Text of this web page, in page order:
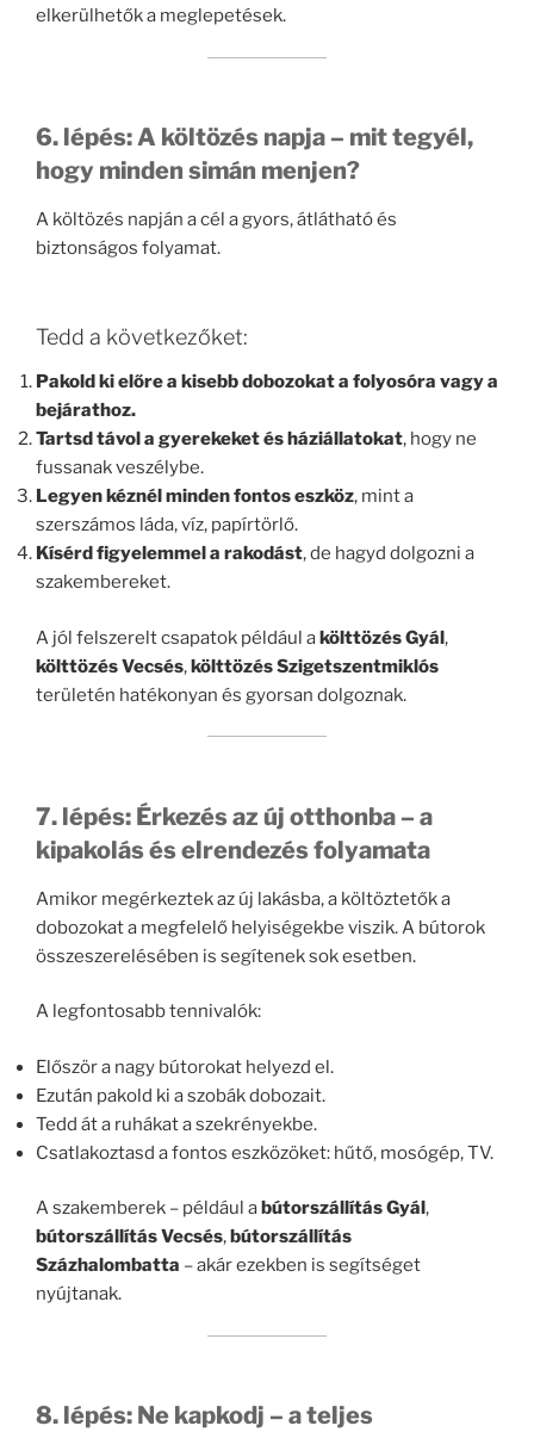
elkerülhetők a meglepetések.
6. lépés: A költözés napja – mit tegyél,
hogy minden simán menjen?
A költözés napján a cél a gyors, átlátható és
biztonságos folyamat.
Tedd a következőket:
Pakold ki előre a kisebb dobozokat a folyosóra vagy a
bejárathoz.
Tartsd távol a gyerekeket és háziállatokat, hogy ne
fussanak veszélybe.
Legyen kéznél minden fontos eszköz, mint a
szerszámos láda, víz, papírtörlő.
Kísérd figyelemmel a rakodást, de hagyd dolgozni a
szakembereket.
A jól felszerelt csapatok például akölttözés Gyál,
költtözés Vecsés,költtözés Szigetszentmiklós
területén hatékonyan és gyorsan dolgoznak.
7. lépés: Érkezés az új otthonba – a
kipakolás és elrendezés folyamata
Amikor megérkeztek az új lakásba, a költöztetők a
dobozokat a megfelelő helyiségekbe viszik. A bútorok
összeszerelésében is segítenek sok esetben.
A legfontosabb tennivalók:
Először a nagy bútorokat helyezd el.
Ezután pakold ki a szobák dobozait.
Tedd át a ruhákat a szekrényekbe.
Csatlakoztasd a fontos eszközöket: hűtő, mosógép, TV.
A szakemberek – például abútorszállítás Gyál,
bútorszállítás Vecsés,bútorszállítás
Százhalombatta – akár ezekben is segítséget
nyújtanak.
8. lépés: Ne kapkodj – a teljes